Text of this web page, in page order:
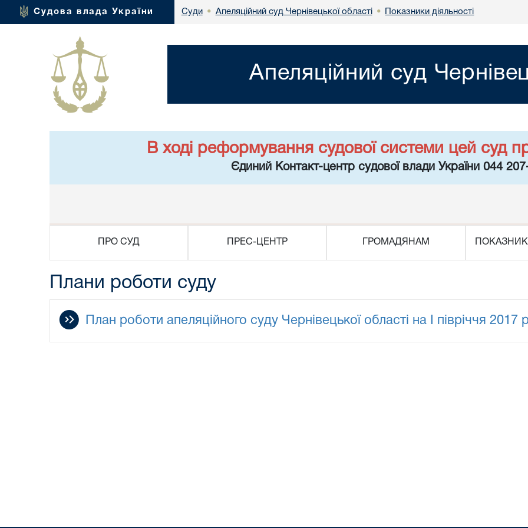
Судова влада України Суди • Апеляційний суд Чернівецької області • Показники діяльності
Апеляційний суд
В ході реформування судової системи цей суд
Єдиний Контакт-центр судової влади України 044
ПРО СУД ПРЕС-ЦЕНТР ГРОМАДЯНАМ
Плани роботи суду
План роботи апеляційного суду Чернівецької області на І півріччя 2017